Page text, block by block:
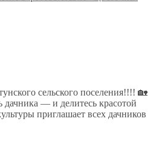
сельского поселения!!!! 🏡
дачника — и делитесь красотой
приглашает всех дачников